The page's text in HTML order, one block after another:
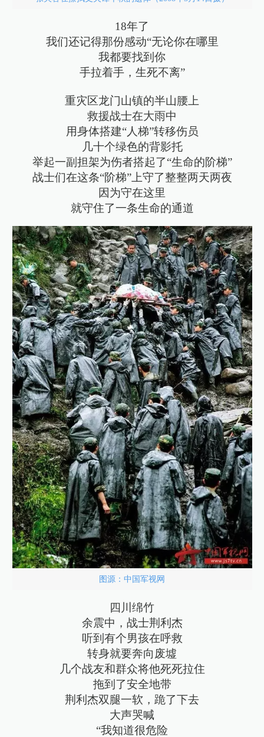
18年了
我们还记得那份感动“无论你在哪里
我都要找到你
手拉着手，生死不离”
重灾区龙门山镇的半山腰上
救援战士在大雨中
用身体搭建“人梯”转移伤员
几十个绿色的背影托
举起一副担架为伤者搭起了“生命的阶梯”
战士们在这条“阶梯”上守了整整两天两夜
因为守在这里
就守住了一条生命的通道
图源：中国军视网
四川绵竹
余震中，战士荆利杰
听到有个男孩在呼救
转身就要奔向废墟
几个战友和群众将他死死拉住
拖到了安全地带
荆利杰双腿一软，跪了下去
大声哭喊
“我知道很危险